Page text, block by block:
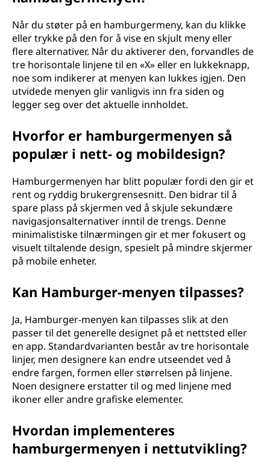
Når du støter på en hamburgermeny, kan du klikke
eller trykke på den for å vise en skjult meny eller
flere alternativer. Når du aktiverer den, forvandles de
tre horisontale linjene til en «X» eller en lukkeknapp,
noe som indikerer at menyen kan lukkes igjen. Den
utvidede menyen glir vanligvis inn fra siden og
legger seg over det aktuelle innholdet.
Hvorfor er hamburgermenyen så
populær i nett- og mobildesign?
Hamburgermenyen har blitt populær fordi den gir et
rent og ryddig brukergrensesnitt. Den bidrar til å
spare plass på skjermen ved å skjule sekundære
navigasjonsalternativer inntil de trengs. Denne
minimalistiske tilnærmingen gir et mer fokusert og
visuelt tiltalende design, spesielt på mindre skjermer
på mobile enheter.
Kan Hamburger-menyen tilpasses?
Ja, Hamburger-menyen kan tilpasses slik at den
passer til det generelle designet på et nettsted eller
en app. Standardvarianten består av tre horisontale
linjer, men designere kan endre utseendet ved å
endre fargen, formen eller størrelsen på linjene.
Noen designere erstatter til og med linjene med
ikoner eller andre grafiske elementer.
Hvordan implementeres
hamburgermenyen i nettutvikling?